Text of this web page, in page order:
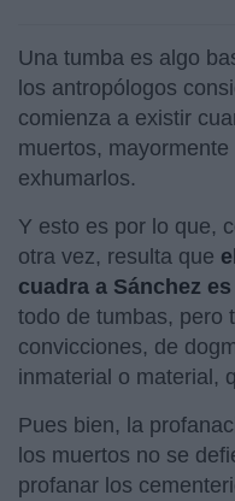
Una tumba es algo
los antropólogos
comienza a existir
muertos,
exhumarlos.
Y esto es por lo que,
otra vez, resulta que
cuadra a Sánchez
todo de tumbas, pero
convicciones, de
inmaterial o material,
Pues bien, la
los muertos no se
profanar los